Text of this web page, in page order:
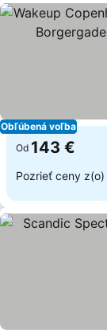
Obľúbená voľba
Od 143 €
Pozrieť ceny z(o)